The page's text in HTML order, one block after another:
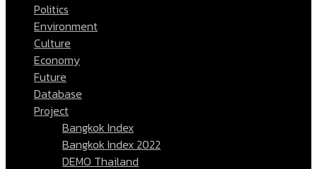
Politics
Environment
Culture
Economy
Future
Database
Project
Bangkok Index
Bangkok Index 2022
DEMO Thailand